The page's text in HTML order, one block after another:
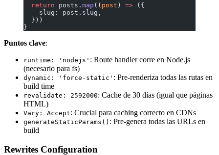
  return
posts. map (( post ) => ({
    slug: post.slug,
  }))
}
Puntos clave:
runtime: 'nodejs' : Route handler corre en Node.js
(necesario para fs)
dynamic: 'force-static' : Pre-renderiza todas las rutas en
build time
revalidate: 2592000: Cache de 30 días (igual que páginas
HTML)
Vary: Accept: Crucial para caching correcto en CDNs
generateStaticParams() : Pre-genera todas las URLs en
build
Rewrites Configuration